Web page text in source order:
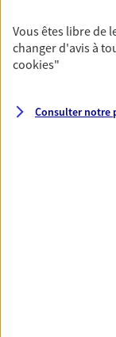
Pour un avenir
garanties
Vous êtes libre de
changer d'avis à
cookies"
Consulter notre